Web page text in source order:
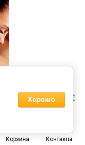
Корзина Контакты
Хорошо